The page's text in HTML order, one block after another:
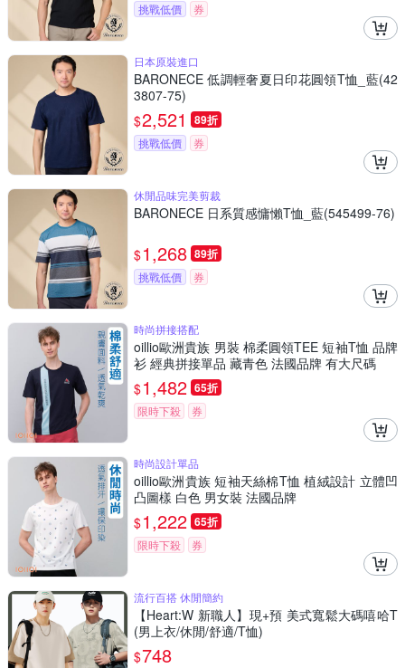
挑戰低價 券
日本原裝進口
BARONECE 低調輕奢夏日印花圓領T恤_藍(42
3807-75)
$2,521 89折
挑戰低價 券
休閒品味完美剪裁
BARONECE 日系質感慵懶T恤_藍(545499-76)
$1,268 89折
挑戰低價 券
時尚拼接搭配
oillio歐洲貴族 男裝 棉柔圓領TEE 短袖T恤 品牌
衫 經典拼接單品 藏青色 法國品牌 有大尺碼
$1,482 65折
限時下殺 券
時尚設計單品
oillio歐洲貴族 短袖天絲棉T恤 植絨設計 立體凹
凸圖樣 白色 男女裝 法國品牌
$1,222 65折
限時下殺 券
流行百搭 休閒簡約
【Heart:W 新職人】現+預 美式寬鬆大碼嘻哈T
(男上衣/休閒/舒適/T恤)
$748